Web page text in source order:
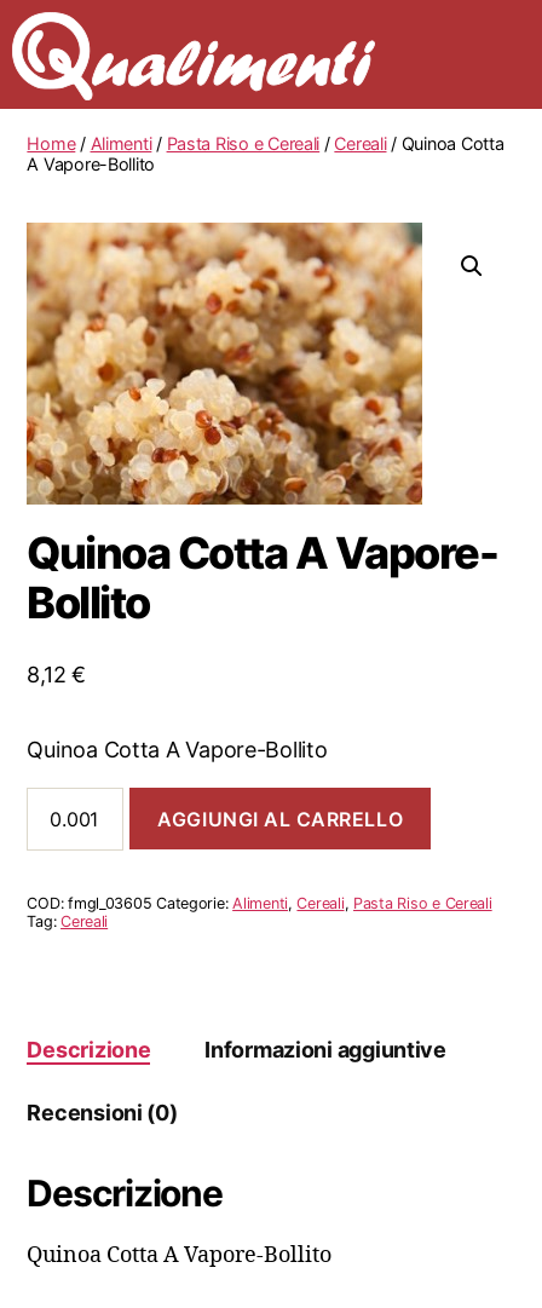
Home/ Alimenti/ Pasta Riso e Cereali / Cereali/ Quinoa Cotta
A Vapore-Bollito
Quinoa Cotta A Vapore-
Bollito
8,12€
Quinoa Cotta A Vapore-Bollito
Cotta
A
Bollito
quantità
AGGIUNGI AL CARRELLO
COD:fmgl_03605 Categorie:Alimenti,Cereali, Pasta Riso e Cereali
Tag:Cereali
Descrizione Informazioni aggiuntive
Recensioni (0)
Descrizione
Quinoa Cotta A Vapore-Bollito